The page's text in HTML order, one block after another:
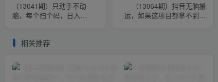
（13041期）只动手不动
脑，每个扫个码，日入
（13064期）抖音无脑搬
运，如果这项目都拿不到结
相关推荐